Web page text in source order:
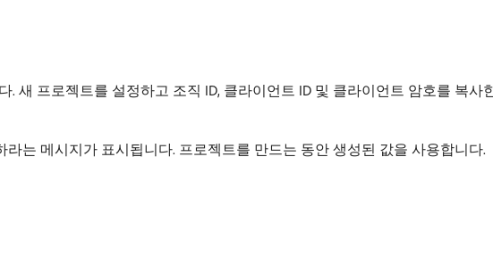
. 새 프로젝트를 설정하고 조직 ID, 클라이언트 ID 및 클라이언트 암호를 복사
라는 메시지가 표시됩니다. 프로젝트를 만드는 동안 생성된 값을 사용합니다.